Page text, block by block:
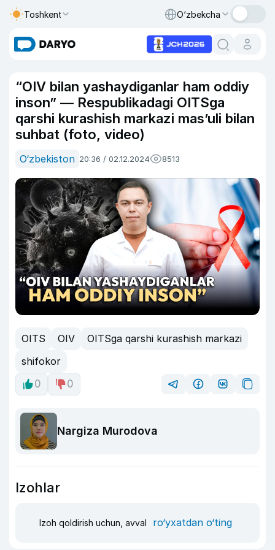
Toshkent O‘zbekcha
“OIV bilan yashaydiganlar ham oddiy
inson” — Respublikadagi OITSga
qarshi kurashish markazi mas’uli bilan
suhbat (foto, video)
O‘zbekiston 20:36 / 02.12.2024 8513
OITS OIV
OITSga qarshi kurashish markazi
shifokor
0
0
Nargiza Murodova
Izohlar
Izoh qoldirish uchun, avval ro‘yxatdan o‘ting